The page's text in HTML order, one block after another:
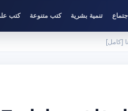
تنمية بشرية كتب متنوعة كتب